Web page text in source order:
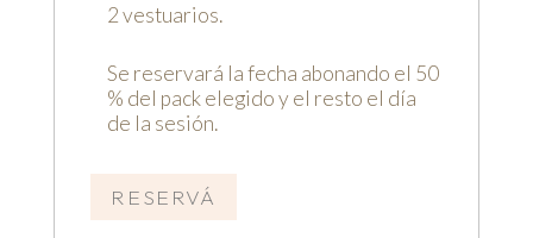
2 vestuarios.
Se reservará la fecha abonando el 50
% del pack elegido y el resto el día
de la sesión.
RESERVÁ